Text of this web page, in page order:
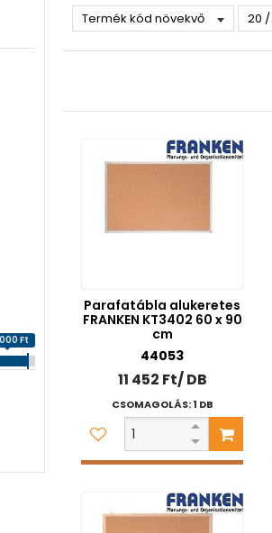
Ft
Parafatábla alukeretes
FRANKEN KT3402 60 x 90
cm
44053
11 452 Ft/ DB
CSOMAGOLÁS: 1 DB